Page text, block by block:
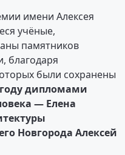
имени Алексея
учёные,
памятников
благодаря
были сохранены
дипломами
— Елена
Новгорода Алексей